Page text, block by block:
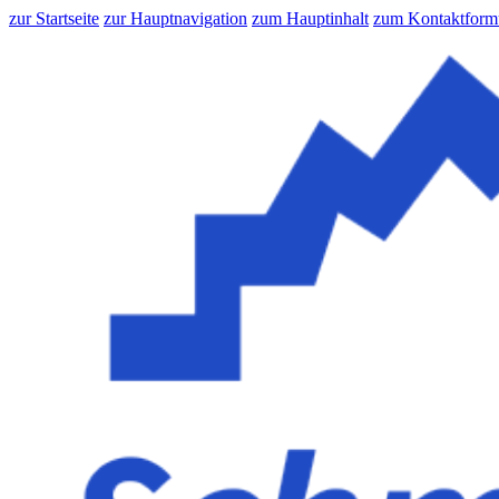
zur Startseite zur Hauptnavigation zum Hauptinhalt zum